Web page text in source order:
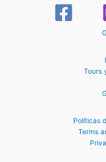
Tours
Políticas
Terms